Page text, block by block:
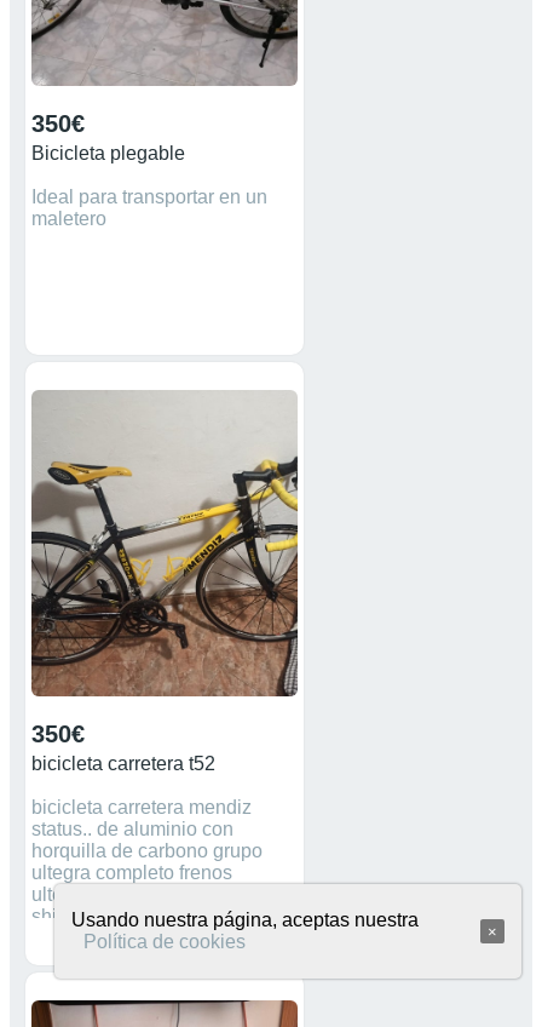
350€
Bicicleta plegable
Ideal para transportar en un
maletero
350€
bicicleta carretera t52
bicicleta carretera mendiz
status.. de aluminio con
horquilla de carbono grupo
ultegra completo frenos
ultegra,bielas 105..... pedalier
shimano hollowtech 9 piñones
2 platos. ruedas bontrager, En
perfecto Estado. (SE PUEDE
ENVIAR por WALLAPOP)
carretera, 105,zeus, bicicleta,
Usando nuestra página, aceptas nuestra
Política de cookies
×